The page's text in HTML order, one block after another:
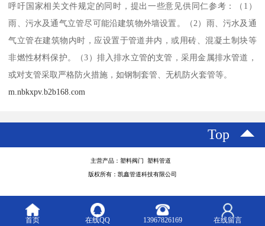
呼吁国家相关文件规定的同时，提出一些意见供同仁参考：（1）
雨、污水及通气立管尽可能沿建筑物外墙设置。（2）雨、污水及通
气立管在建筑物内时，应设置于管道井内，或用砖、混凝土制块等
非燃性材料保护。（3）排入排水立管的支管，采用金属排水管道，
或对支管采取严格防火措施，如钢制套管、无机防火套管等。
m.nbkxpv.b2b168.com
Top
主营产品：塑料阀门 塑料管道
版权所有：凯鑫管道科技有限公司
首页 在线QQ 13967826169 在线留言